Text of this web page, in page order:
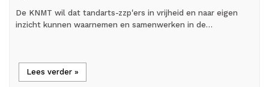
De KNMT wil dat tandarts-zzp'ers in vrijheid en naar eigen
inzicht kunnen waarnemen en samenwerken in de…
Lees verder »